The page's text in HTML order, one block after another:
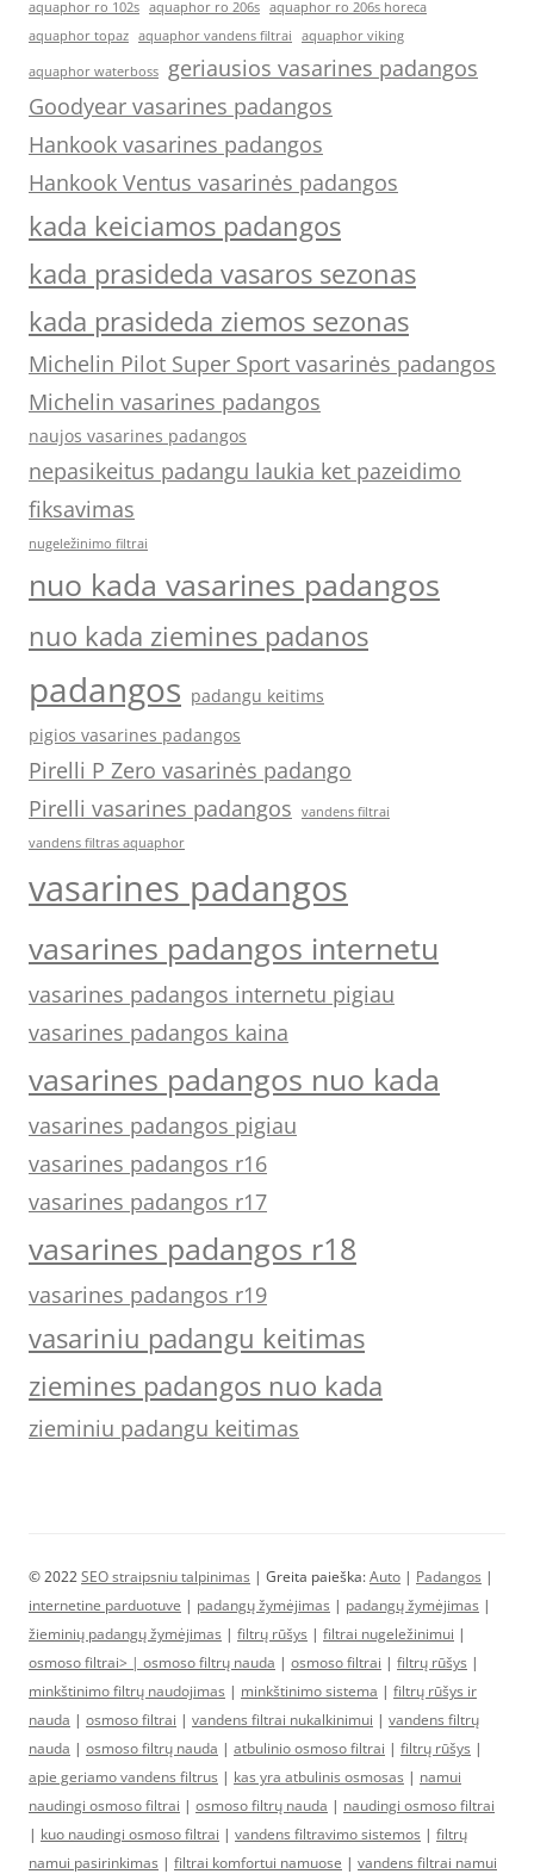
aquaphor ro 102s aquaphor ro 206s aquaphor ro 206s horeca
aquaphor topaz aquaphor vandens filtrai aquaphor viking
aquaphor waterboss
geriausios vasarines padangos
Goodyear vasarines padangos
Hankook vasarines padangos
Hankook Ventus vasarinės padangos
kada keiciamos padangos
kada prasideda vasaros sezonas
kada prasideda ziemos sezonas
Michelin Pilot Super Sport vasarinės padangos
Michelin vasarines padangos
naujos vasarines padangos
nepasikeitus padangu laukia ket pazeidimo
fiksavimas
nugeležinimo filtrai
nuo kada vasarines padangos
nuo kada ziemines padanos
padangos padangu keitims
pigios vasarines padangos
Pirelli P Zero vasarinės padango
Pirelli vasarines padangos
vandens filtrai
vandens filtras aquaphor
vasarines padangos
vasarines padangos internetu
vasarines padangos internetu pigiau
vasarines padangos kaina
vasarines padangos nuo kada
vasarines padangos pigiau
vasarines padangos r16
vasarines padangos r17
vasarines padangos r18
vasarines padangos r19
vasariniu padangu keitimas
ziemines padangos nuo kada
zieminiu padangu keitimas
© 2022SEO straipsniu talpinimas | Greita paieška:Auto | Padangos |
internetine parduotuve | padangų žymėjimas | padangų žymėjimas |
žieminių padangų žymėjimas | filtrų rūšys | filtrai nugeležinimui |
osmoso filtrai> | osmoso filtrų nauda | osmoso filtrai | filtrų rūšys |
minkštinimo filtrų naudojimas | minkštinimo sistema | filtrų rūšys ir
nauda | osmoso filtrai | vandens filtrai nukalkinimui | vandens filtrų
nauda | osmoso filtrų nauda | atbulinio osmoso filtrai | filtrų rūšys |
apie geriamo vandens filtrus | kas yra atbulinis osmosas | namui
naudingi osmoso filtrai | osmoso filtrų nauda | naudingi osmoso filtrai
| kuo naudingi osmoso filtrai | vandens filtravimo sistemos | filtrų
namui pasirinkimas | filtrai komfortui namuose | vandens filtrai namui